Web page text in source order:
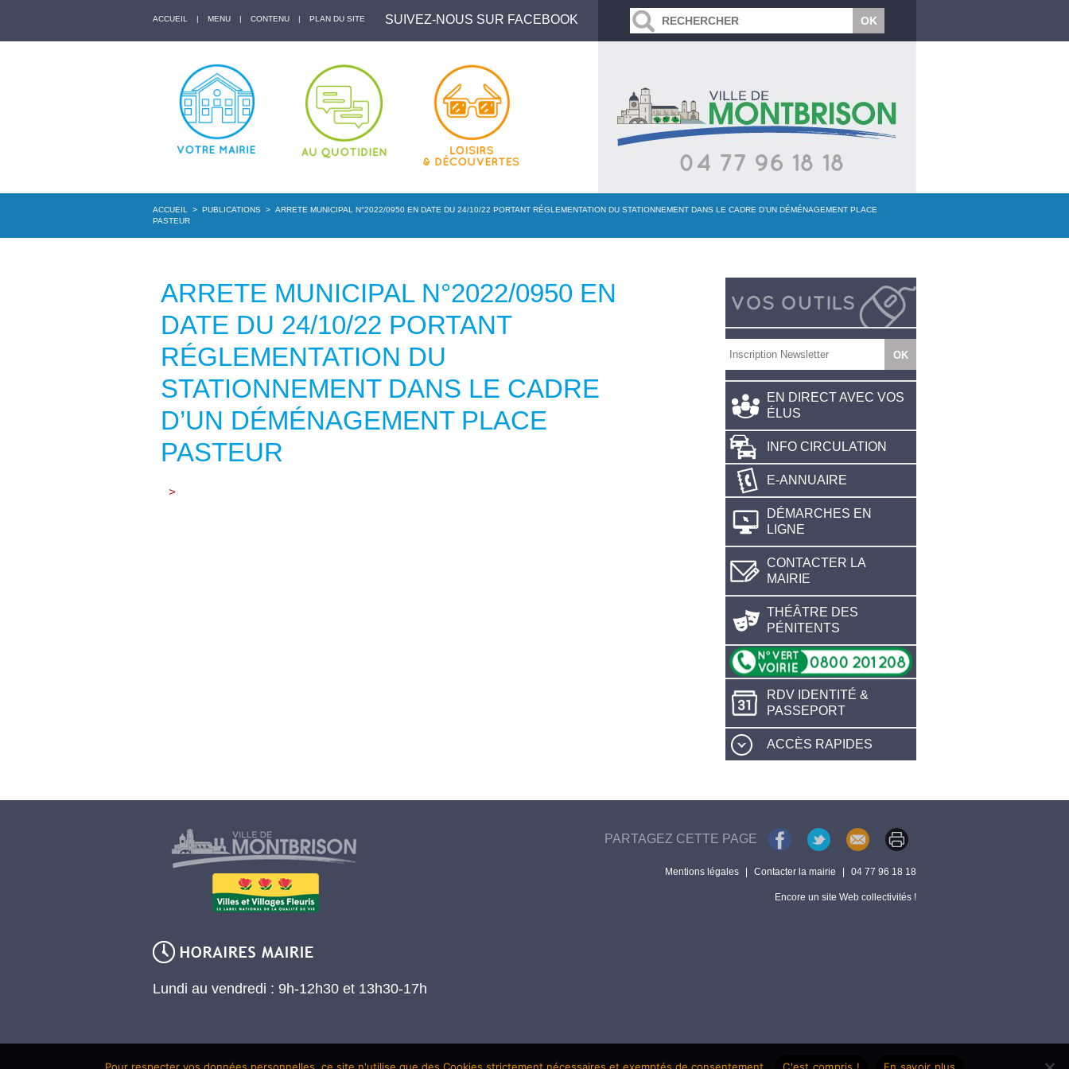
ACCUEIL | MENU | CONTENU | PLAN DU SITE SUIVEZ-NOUS SUR FACEBOOK
ACCUEIL > PUBLICATIONS > ARRETE MUNICIPAL N°2022/0950 EN DATE DU 24/10/22 PORTANT RÉGLEMENTATION DU STATIONNEMENT DANS LE CADRE D’UN DÉMÉNAGEMENT PLACE
PASTEUR
ARRETE MUNICIPAL N°2022/0950 EN
DATE DU 24/10/22 PORTANT
RÉGLEMENTATION DU
STATIONNEMENT DANS LE CADRE
D’UN DÉMÉNAGEMENT PLACE
PASTEUR
>
EN DIRECT AVEC VOS
ÉLUS
INFO CIRCULATION
E-ANNUAIRE
DÉMARCHES EN
LIGNE
CONTACTER LA
MAIRIE
THÉÂTRE DES
PÉNITENTS
RDV IDENTITÉ &
PASSEPORT
ACCÈS RAPIDES
Lundi au vendredi : 9h-12h30 et 13h30-17h
PARTAGEZ CETTE PAGE
Mentions légales Contacter la mairie 04 77 96 18 18
Encore un site Web collectivités !